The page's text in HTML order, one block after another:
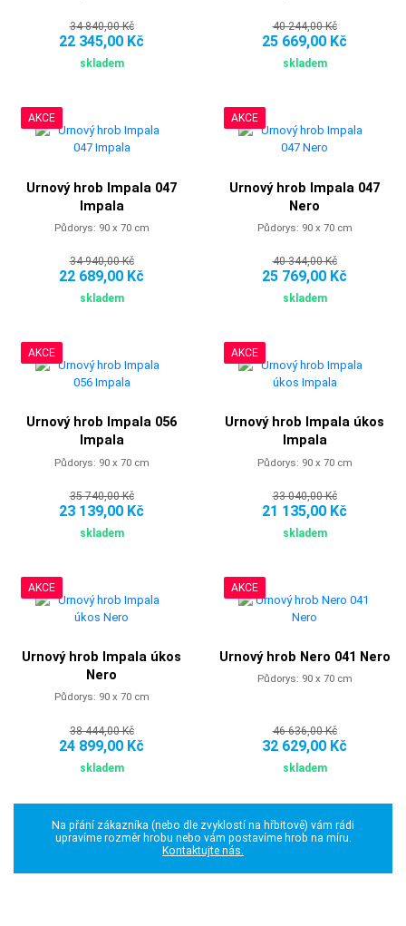
34 840,00 Kč
22 345,00 Kč
skladem
40 244,00 Kč
25 669,00 Kč
skladem
AKCE
Urnový hrob Impala 047
Impala
Půdorys: 90 x 70 cm
34 940,00 Kč
22 689,00 Kč
skladem
AKCE
Urnový hrob Impala 047
Nero
Půdorys: 90 x 70 cm
40 344,00 Kč
25 769,00 Kč
skladem
AKCE
Urnový hrob Impala 056
Impala
Půdorys: 90 x 70 cm
35 740,00 Kč
23 139,00 Kč
skladem
AKCE
Urnový hrob Impala úkos
Impala
Půdorys: 90 x 70 cm
33 040,00 Kč
21 135,00 Kč
skladem
AKCE
Urnový hrob Impala úkos
Nero
Půdorys: 90 x 70 cm
38 444,00 Kč
24 899,00 Kč
skladem
AKCE
Urnový hrob Nero 041 Nero
Půdorys: 90 x 70 cm
46 636,00 Kč
32 629,00 Kč
skladem
Na přání zákazníka (nebo dle zvyklostí na hřbitově) vám rádi
upravíme rozměr hrobu nebo vám postavíme hrob na míru.
Kontaktujte nás.